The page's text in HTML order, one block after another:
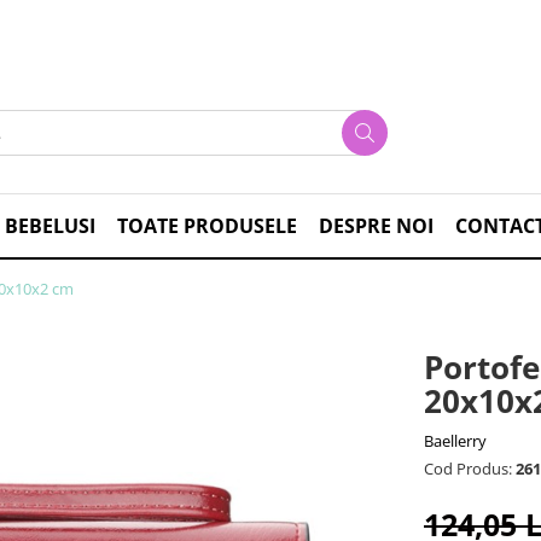
TOATE PRODUSELE DESPRE NOI
cm
Baellerry
Cod Produs:
124,05